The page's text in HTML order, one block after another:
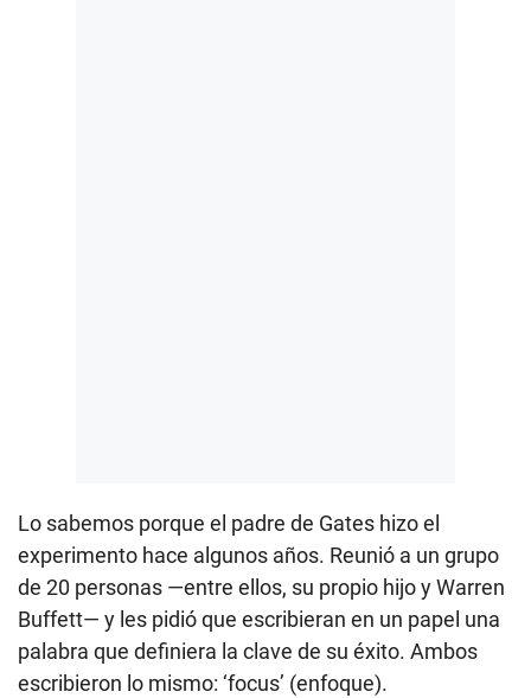
Lo sabemos porque el padre de Gates hizo el
experimento hace algunos años. Reunió a un grupo
de 20 personas —entre ellos, su propio hijo y Warren
Buffett— y les pidió que escribieran en un papel una
palabra que definiera la clave de su éxito. Ambos
escribieron lo mismo: ‘focus’ (enfoque).